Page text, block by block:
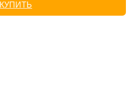
КУПИТЬ